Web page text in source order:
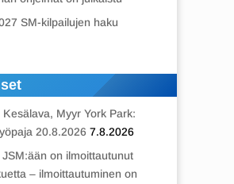
SM-kilpailujen haku
Kesälava, Myyr York Park:
20.8.2026 7.8.2026
on ilmoittautunut
– ilmoittautuminen on